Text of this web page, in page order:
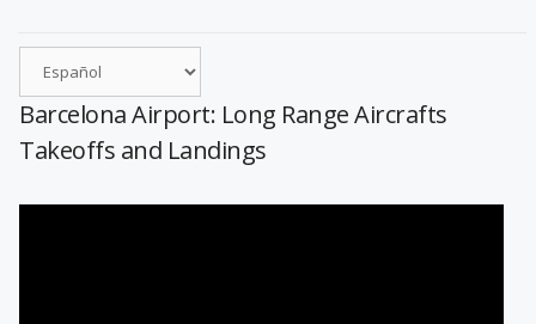
Barcelona Airport: Long Range Aircrafts
Takeoffs and Landings